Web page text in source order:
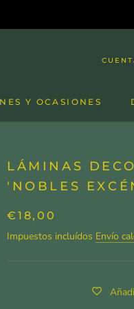
Y OCASIONES
LÁMINAS
'NOBLES
€18,00
Impuestos incluídos Envío